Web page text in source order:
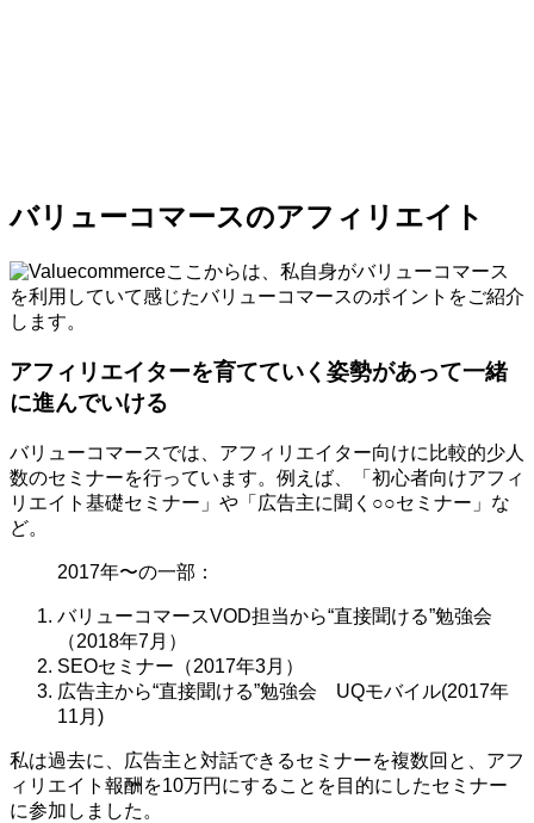
バリューコマースのアフィリエイト
ここからは、私自身がバリューコマース
を利用していて感じたバリューコマースのポイントをご紹介
します。
アフィリエイターを育てていく姿勢があって一緒
に進んでいける
バリューコマースでは、アフィリエイター向けに比較的少人
数のセミナーを行っています。例えば、「初心者向けアフィ
リエイト基礎セミナー」や「広告主に聞く○○セミナー」な
ど。
2017年〜の一部：
バリューコマースVOD担当から“直接聞ける”勉強会
（2018年7月）
SEOセミナー（2017年3月）
広告主から“直接聞ける”勉強会 UQモバイル(2017年
11月)
私は過去に、広告主と対話できるセミナーを複数回と、アフ
ィリエイト報酬を10万円にすることを目的にしたセミナー
に参加しました。